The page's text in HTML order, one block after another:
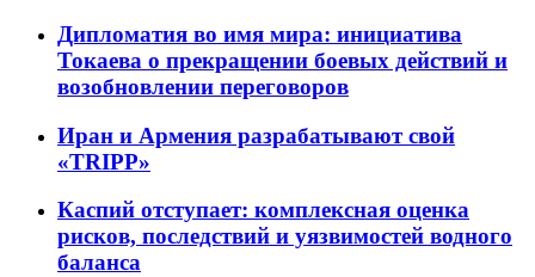
Дипломатия во имя мира: инициатива
Токаева о прекращении боевых действий и
возобновлении переговоров
Иран и Армения разрабатывают свой
«TRIPP»
Каспий отступает: комплексная оценка
рисков, последствий и уязвимостей водного
баланса